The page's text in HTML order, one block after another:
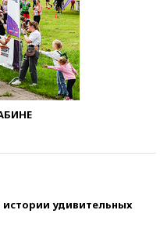
истории удивительных